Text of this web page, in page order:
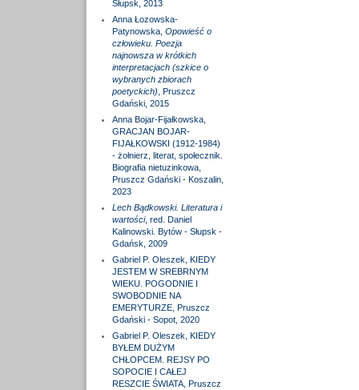
Słupsk, 2013
Anna Łozowska-
Patynowska, Opowieść o
człowieku. Poezja
najnowsza w krótkich
interpretacjach (szkice o
wybranych zbiorach
poetyckich) , Pruszcz
Gdański, 2015
Anna Bojar-Fijałkowska,
GRACJAN BOJAR-
FIJAŁKOWSKI (1912-1984)
- żołnierz, literat, społecznik.
Biografia nietuzinkowa,
Pruszcz Gdański - Koszalin,
2023
Lech Bądkowski. Literatura i
wartości, red. Daniel
Kalinowski. Bytów - Słupsk -
Gdańsk, 2009
Gabriel P. Oleszek, KIEDY
JESTEM W SREBRNYM
WIEKU. POGODNIE I
SWOBODNIE NA
EMERYTURZE, Pruszcz
Gdański - Sopot, 2020
Gabriel P. Oleszek, KIEDY
BYŁEM DUŻYM
CHŁOPCEM. REJSY PO
SOPOCIE I CAŁEJ
RESZCIE ŚWIATA, Pruszcz